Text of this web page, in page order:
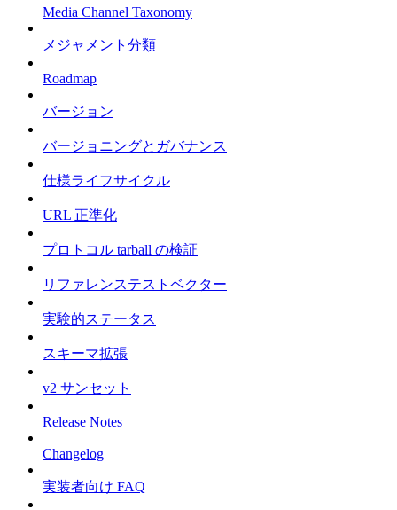
Media Channel Taxonomy
メジャメント分類
Roadmap
バージョン
バージョニングとガバナンス
仕様ライフサイクル
URL 正準化
プロトコル tarball の検証
リファレンステストベクター
実験的ステータス
スキーマ拡張
v2 サンセット
Release Notes
Changelog
実装者向け FAQ